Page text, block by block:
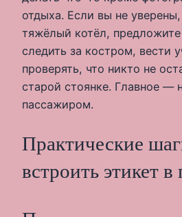
отдыха. Если вы не
тяжёлый котёл, предложите
следить за костром, вести
проверять, что никто не
старой стоянке. Главное —
пассажиром.
Практические
встроить этикет в